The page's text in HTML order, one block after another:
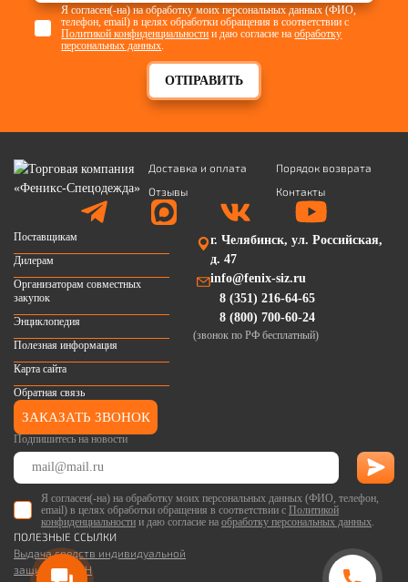
ОТПРАВИТЬ
Я согласен(-на) на обработку моих персональных данных (ФИО,
телефон, email) в целях обработки обращения в соответствии с
Политикой конфиденциальности и даю согласие наобработку
персональных данных.
Доставка и оплата
Порядок возврата
Отзывы
Контакты
Подпишитесь на новости
Я согласен(-на) на обработку моих персональных данных (ФИО, телефон,
email) в целях обработки обращения в соответствии с Политикой
конфиденциальности и даю согласие на обработку персональных данных.
Поставщикам
Дилерам
Организаторам совместных
закупок
Энциклопедия
Полезная информация
Карта сайта
Обратная связь
г. Челябинск, ул. Российская,
д. 47
info@fenix-siz.ru
8 (351) 216-64-65
8 (800) 700-60-24
(звонок по РФ бесплатный)
ЗАКАЗАТЬ ЗВОНОК
ПОЛЕЗНЫЕ ССЫЛКИ
Выдача средств индивидуальной
защиты по ЕТН